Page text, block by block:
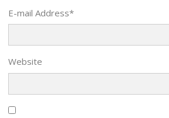
E-mail Address*
Website